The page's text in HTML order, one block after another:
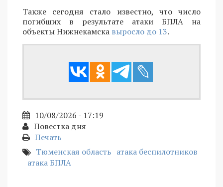
Также сегодня стало известно, что число
погибших в результате атаки БПЛА на
объекты Нижнекамска выросло до 13.
10/08/2026 - 17:19
Повестка дня
Печать
Тюменская область атака беспилотников
атака БПЛА